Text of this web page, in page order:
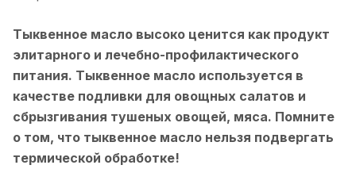
Тыквенное масло высоко ценится как продукт
элитарного и лечебно-профилактического
питания. Тыквенное масло используется в
качестве подливки для овощных салатов и
сбрызгивания тушеных овощей, мяса. Помните
о том, что тыквенное масло нельзя подвергать
термической обработке!